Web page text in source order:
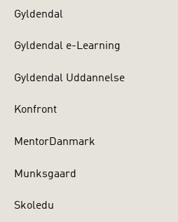
Gyldendal
Gyldendal e-Learning
Gyldendal Uddannelse
Konfront
MentorDanmark
Munksgaard
Skoledu